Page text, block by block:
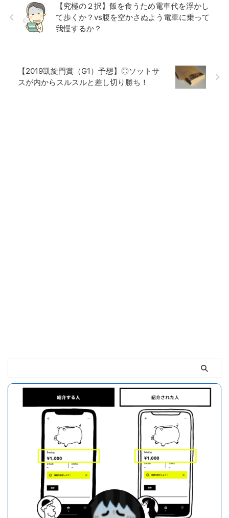
【究極の２択】飯を食うため電車代を浮かし
て歩くか？vs腹を空かさぬよう電車に乗って
我慢するか？
【2019凱旋門賞（G1）予想】◎ソットサ
スが内からスルスルと差し切り勝ち！